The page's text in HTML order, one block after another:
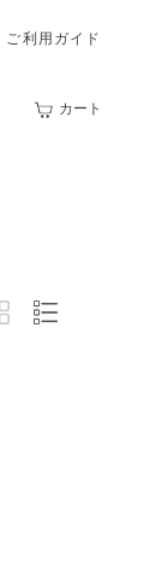
ご利用ガイド
カート